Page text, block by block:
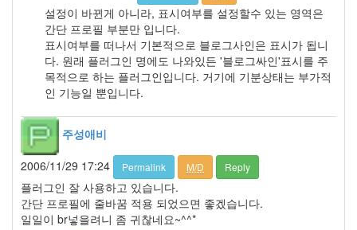
설정이 바뀐게 아니라, 표시여부를 설정할수 있는 영역은
간단 프로필 부분만 입니다.
표시여부를 떠나서 기본적으로 블로그사인은 표시가 됩니
다. 원래 플러그인 명에도 나와있든 '블로그싸인'표시를 주
목적으로 하는 플러그인입니다. 거기에 기분상태는 부가적
인 기능일 뿐입니다.
주성애비
2006/11/29 17:24
Permalink M/D Reply
플러그인 잘 사용하고 있습니다.
간단 프로필에 줄바꿈 적용 되었으면 좋겠습니다.
일일이 br넣을려니 좀 귀찮네요~^^*
2007
11
2007
년
8
월
3
2007